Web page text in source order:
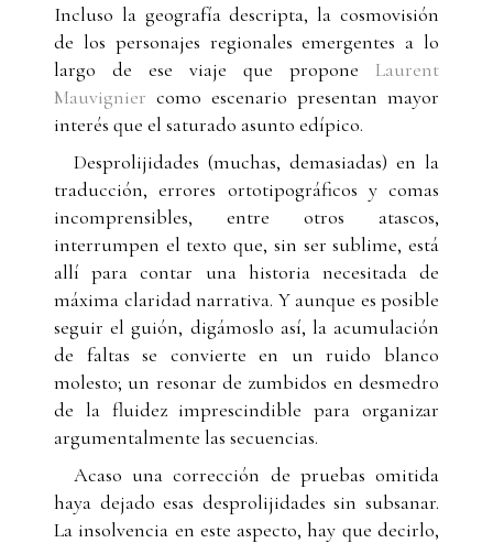
Incluso la geografía descripta, la cosmovisión
de los personajes regionales emergentes a lo
largo de ese viaje que propone Laurent
Mauvignier como escenario presentan mayor
interés que el saturado asunto edípico.
Desprolijidades (muchas, demasiadas) en la
traducción, errores ortotipográficos y comas
incomprensibles, entre otros atascos,
interrumpen el texto que, sin ser sublime, está
allí para contar una historia necesitada de
máxima claridad narrativa. Y aunque es posible
seguir el guión, digámoslo así, la acumulación
de faltas se convierte en un ruido blanco
molesto; un resonar de zumbidos en desmedro
de la fluidez imprescindible para organizar
argumentalmente las secuencias.
Acaso una corrección de pruebas omitida
haya dejado esas desprolijidades sin subsanar.
La insolvencia en este aspecto, hay que decirlo,